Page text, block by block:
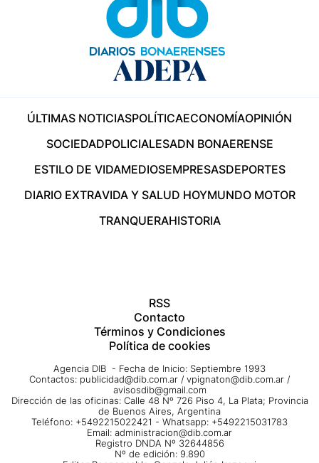
ÚLTIMAS NOTICIASPOLÍTICAECONOMÍAOPINIÓN
SOCIEDADPOLICIALESADN BONAERENSE
ESTILO DE VIDAMEDIOSEMPRESASDEPORTES
DIARIO EXTRAVIDA Y SALUD HOYMUNDO MOTOR
TRANQUERAHISTORIA
RSS
Contacto
Términos y Condiciones
Política de cookies
Agencia DIB - Fecha de Inicio: Septiembre 1993
Contactos: publicidad@dib.com.ar / vpignaton@dib.com.ar /
avisosdib@gmail.com
Dirección de las oficinas: Calle 48 Nº 726 Piso 4, La Plata; Provincia
de Buenos Aires, Argentina
Teléfono: +5492215022421 - Whatsapp: +5492215031783
Email: administracion@dib.com.ar
Registro DNDA Nº 32644856
Nº de edición: 9.890